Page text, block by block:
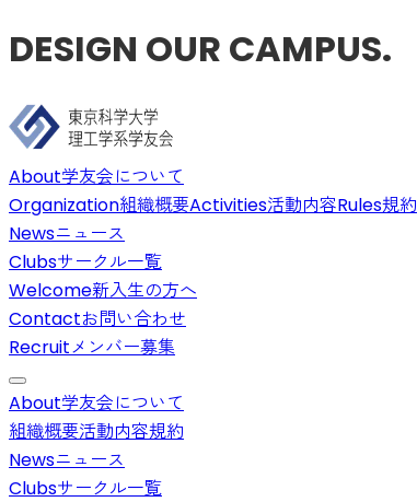
DESIGN OUR CAMPUS.
About学友会について
Organization組織概要Activities活動内容Rules規約
Newsニュース
Clubsサークル一覧
Welcome新入生の方へ
Contactお問い合わせ
Recruitメンバー募集
About学友会について
組織概要活動内容規約
Newsニュース
Clubsサークル一覧